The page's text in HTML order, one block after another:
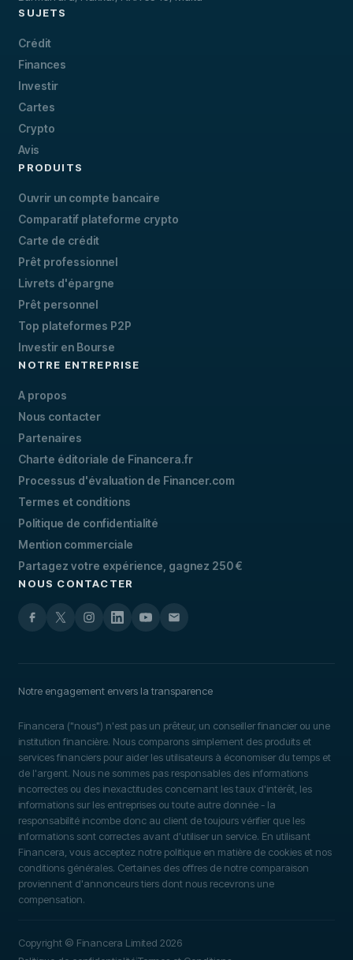
SUJETS
Crédit
Finances
Investir
Cartes
Crypto
Avis
PRODUITS
Ouvrir un compte bancaire
Comparatif plateforme crypto
Carte de crédit
Prêt professionnel
Livrets d'épargne
Prêt personnel
Top plateformes P2P
Investir en Bourse
NOTRE ENTREPRISE
A propos
Nous contacter
Partenaires
Charte éditoriale de Financera.fr
Processus d'évaluation de Financer.com
Termes et conditions
Politique de confidentialité
Mention commerciale
Partagez votre expérience, gagnez 250 €
NOUS CONTACTER
Notre engagement envers la transparence
Financera ("nous") n'est pas un prêteur, un conseiller financier ou une
institution financière. Nous comparons simplement des produits et
services financiers pour aider les utilisateurs à économiser du temps et
de l'argent. Nous ne sommes pas responsables des informations
incorrectes ou des inexactitudes concernant les taux d'intérêt, les
informations sur les entreprises ou toute autre donnée - la
responsabilité incombe donc au client de toujours vérifier que les
informations sont correctes avant d'utiliser un service. En utilisant
Financera, vous acceptez notre politique en matière de cookies et nos
conditions générales. Certaines des offres de notre comparaison
proviennent d'annonceurs tiers dont nous recevrons une
compensation.
Copyright © Financera Limited 2026